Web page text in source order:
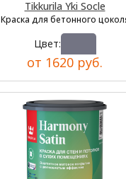
Tikkurila Yki Socle
Краска для бетонного
Цвет:
от 1620 руб.